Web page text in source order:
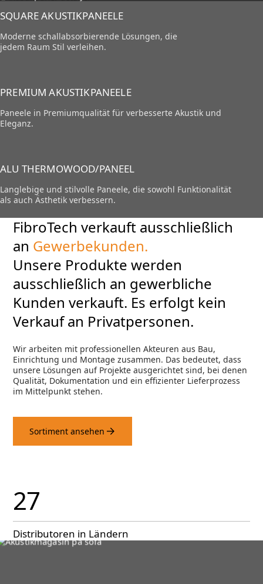
SQUARE AKUSTIKPANEELE
Moderne schallabsorbierende Lösungen, die
jedem Raum Stil verleihen.
PREMIUM AKUSTIKPANEELE
Paneele in Premiumqualität für verbesserte Akustik und
Eleganz.
ALU THERMOWOOD/PANEEL
Langlebige und stilvolle Paneele, die sowohl Funktionalität
als auch Ästhetik verbessern.
FibroTech verkauft ausschließlich
an Gewerbekunden.
Unsere Produkte werden
ausschließlich an gewerbliche
Kunden verkauft. Es erfolgt kein
Verkauf an Privatpersonen.
Wir arbeiten mit professionellen Akteuren aus Bau,
Einrichtung und Montage zusammen. Das bedeutet, dass
unsere Lösungen auf Projekte ausgerichtet sind, bei denen
Qualität, Dokumentation und ein effizienter Lieferprozess
im Mittelpunkt stehen.
Sortiment ansehen
27
Distributoren in Ländern